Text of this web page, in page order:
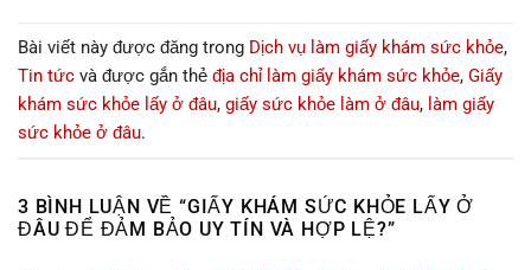
Bài viết này được đăng trong Dịch vụ làm giấy khám sức khỏe,
Tin tức và được gắn thẻ địa chỉ làm giấy khám sức khỏe, Giấy
khám sức khỏe lấy ở đâu, giấy sức khỏe làm ở đâu, làm giấy
sức khỏe ở đâu.
3 BÌNH LUẬN VỀ “GIẤY KHÁM SỨC KHỎE LẤY Ở
ĐÂU ĐỂ ĐẢM BẢO UY TÍN VÀ HỢP LỆ?”